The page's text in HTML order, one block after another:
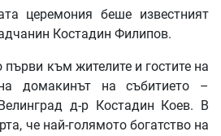
церемония беше известният
Костадин Филипов.
първи към жителите и гостите на
домакинът на събитието –
д-р Костадин Коев. В
че най-голямото богатство на